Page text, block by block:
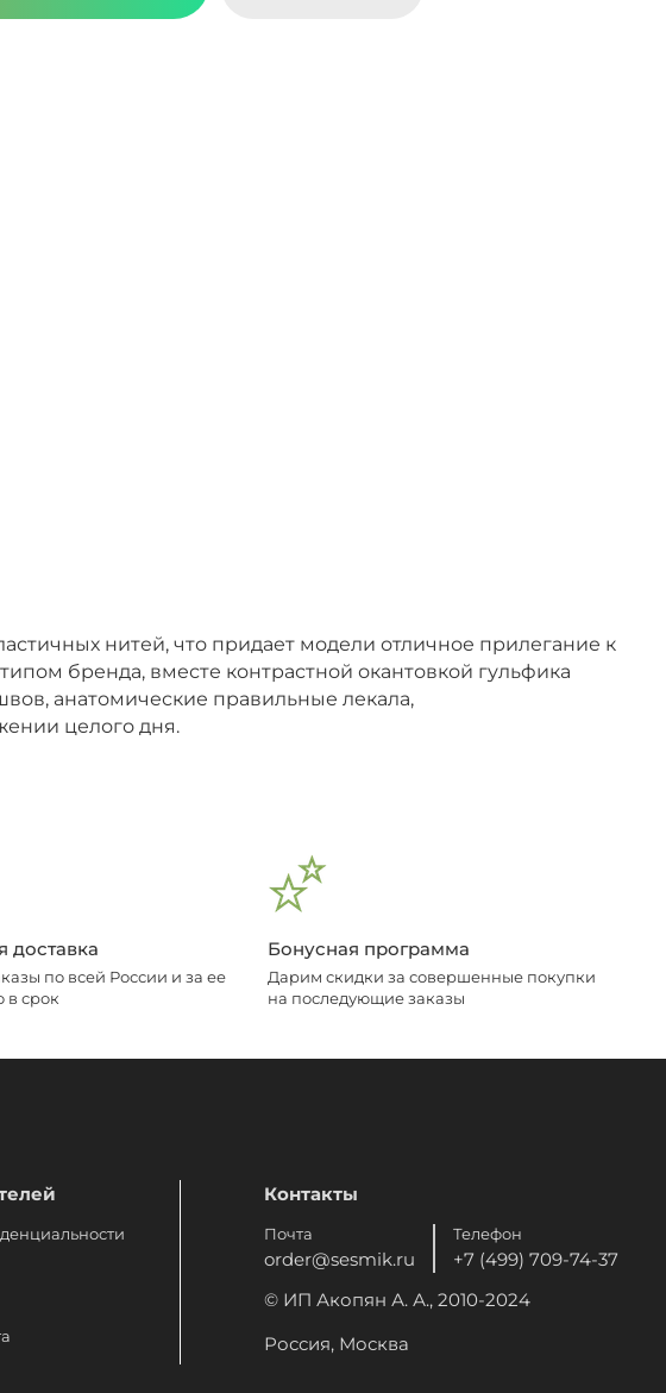
нитей, что придает модели отличное прилегание к
бренда, вместе контрастной окантовкой гульфика
анатомические правильные лекала,
целого дня.
доставка
по всей России и за ее
в срок
Бонусная программа
Дарим скидки за совершенные покупки
на последующие заказы
Контакты
Почта
order@sesmik.ru
Телефон
+7 (499) 709-74-37
© ИП Акопян А. А., 2010-2024
Россия, Москва